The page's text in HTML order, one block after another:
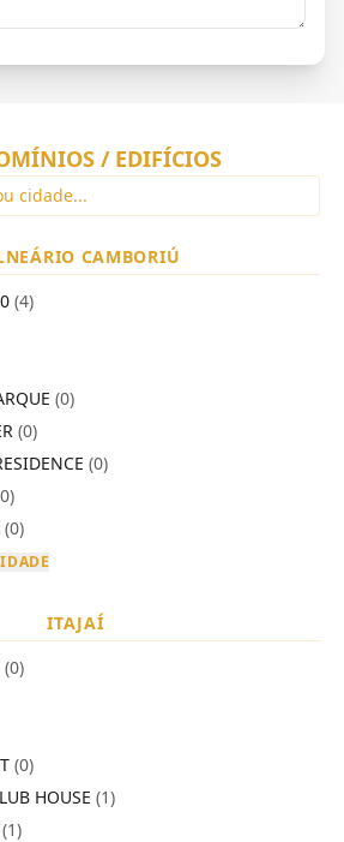
/ EDIFÍCIOS
CAMBORIÚ
(4)
(0)
(0)
(0)
(0)
ITAJAÍ
(0)
(0)
HOUSE (1)
(1)